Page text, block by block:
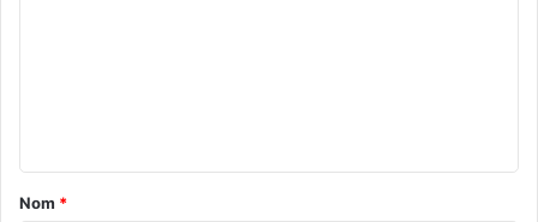
a
Nom *